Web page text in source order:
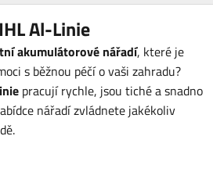
Al-Linie
akumulátorové nářadí, které je
s běžnou péčí o vaši zahradu?
pracují rychle, jsou tiché a snadno
nářadí zvládnete jakékoliv